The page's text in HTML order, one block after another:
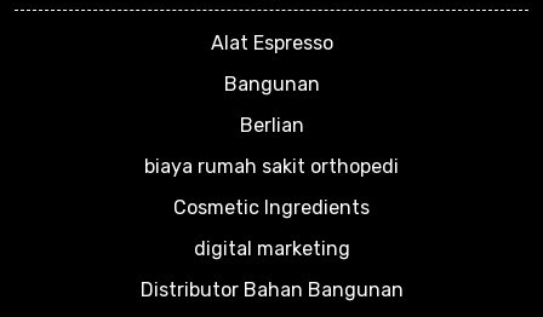
Alat Espresso
Bangunan
Berlian
biaya rumah sakit orthopedi
Cosmetic Ingredients
digital marketing
Distributor Bahan Bangunan